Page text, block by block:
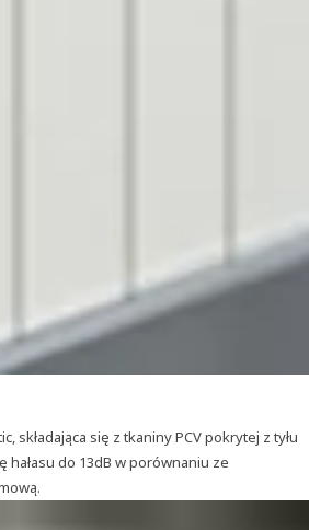
składająca się z tkaniny PCV pokrytej z tyłu
hałasu do 13dB w porównaniu ze